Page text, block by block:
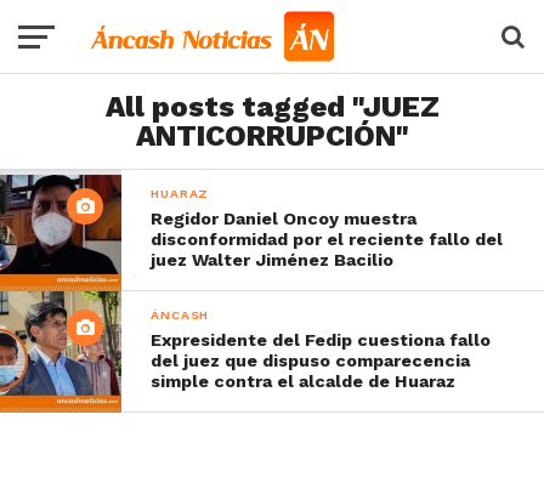
All posts tagged "JUEZ
ANTICORRUPCIÓN"
HUARAZ
Regidor Daniel Oncoy muestra
disconformidad por el reciente fallo del
juez Walter Jiménez Bacilio
ÁNCASH
Expresidente del Fedip cuestiona fallo
del juez que dispuso comparecencia
simple contra el alcalde de Huaraz